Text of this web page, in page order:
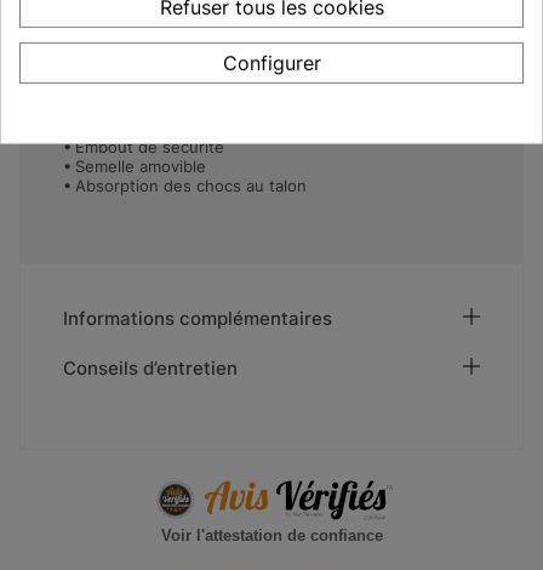
Normes CE 20345 Chaussures de sécurité
Made in Europe
Embout de sécurité
Semelle amovible
Absorption des chocs au talon
Informations complémentaires
Conseils d’entretien
Voir l'attestation de confiance
Refuser tous les cookies
Configurer